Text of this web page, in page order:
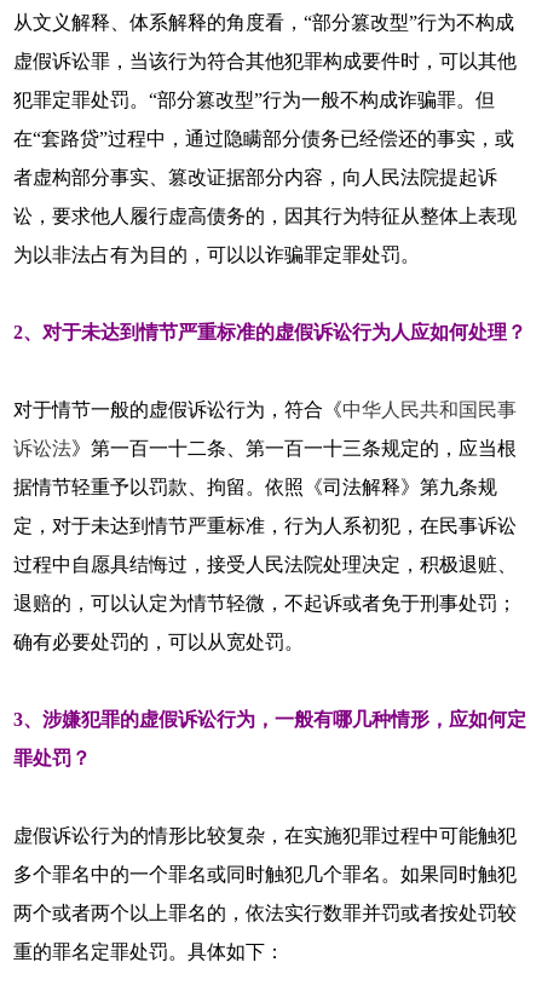
从文义解释、体系解释的角度看，“部分篡改型”行为不构成
虚假诉讼罪，当该行为符合其他犯罪构成要件时，可以其他
犯罪定罪处罚。“部分篡改型”行为一般不构成诈骗罪。但
在“套路贷”过程中，通过隐瞒部分债务已经偿还的事实，或
者虚构部分事实、篡改证据部分内容，向人民法院提起诉
讼，要求他人履行虚高债务的，因其行为特征从整体上表现
为以非法占有为目的，可以以诈骗罪定罪处罚。
2、对于未达到情节严重标准的虚假诉讼行为人应如何处理？
对于情节一般的虚假诉讼行为，符合《中华人民共和国民事
诉讼法》第一百一十二条、第一百一十三条规定的，应当根
据情节轻重予以罚款、拘留。依照《司法解释》第九条规
定，对于未达到情节严重标准，行为人系初犯，在民事诉讼
过程中自愿具结悔过，接受人民法院处理决定，积极退赃、
退赔的，可以认定为情节轻微，不起诉或者免于刑事处罚；
确有必要处罚的，可以从宽处罚。
3、涉嫌犯罪的虚假诉讼行为，一般有哪几种情形，应如何定
罪处罚？
虚假诉讼行为的情形比较复杂，在实施犯罪过程中可能触犯
多个罪名中的一个罪名或同时触犯几个罪名。如果同时触犯
两个或者两个以上罪名的，依法实行数罪并罚或者按处罚较
重的罪名定罪处罚。具体如下：